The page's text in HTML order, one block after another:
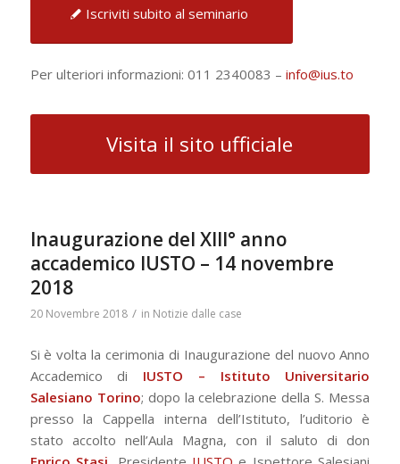
Iscriviti subito al seminario
Per ulteriori informazioni: 011 2340083 – info@ius.to
Visita il sito ufficiale
Inaugurazione del XIII° anno
accademico IUSTO – 14 novembre
2018
20 Novembre 2018 / in Notizie dalle case
Si è volta la cerimonia di Inaugurazione del nuovo Anno
Accademico di IUSTO – Istituto Universitario
Salesiano Torino; dopo la celebrazione della S. Messa
presso la Cappella interna dell’Istituto, l’uditorio è
stato accolto nell’Aula Magna, con il saluto di don